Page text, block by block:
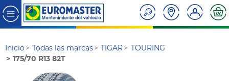
Inicio Todas las marcas TIGAR
TOURING
175/70 R13 82T